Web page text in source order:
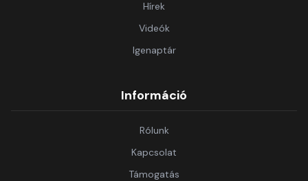
Hírek
Videók
Igenaptár
Információ
Rólunk
Kapcsolat
Támogatás